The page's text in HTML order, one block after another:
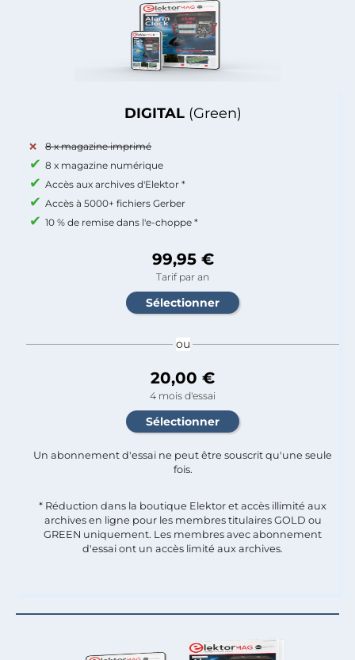
DIGITAL (Green)
8 x magazine imprimé
8 x magazine numérique
Accès aux archives d'Elektor *
Accès à 5000+ fichiers Gerber
10 % de remise dans l'e-choppe *
99,95 €
Tarif par an
ou
20,00 €
4 mois d'essai
Un abonnement d'essai ne peut être souscrit qu'une seule
fois.​
* Réduction dans la boutique Elektor et accès illimité aux
archives en ligne pour les membres titulaires GOLD ou
GREEN uniquement. Les membres avec abonnement
d'essai ont un accès limité aux archives.